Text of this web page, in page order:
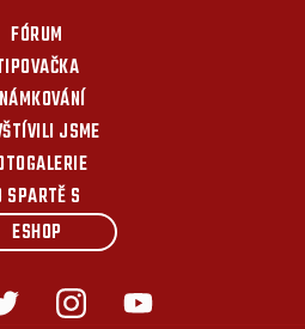
FÓRUM
JSME
SPARTĚ S
ESHOP